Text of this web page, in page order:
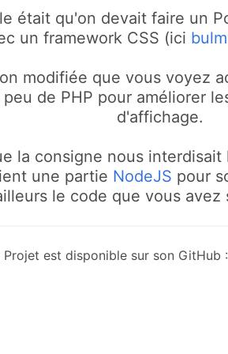
était qu'on devait faire un
un framework CSS (ici
modifiée que vous voyez
peu de PHP pour améliorer
d'affichage.
la consigne nous
une partie NodeJS pour
le code que vous avez
Projet est disponible sur son GitHub